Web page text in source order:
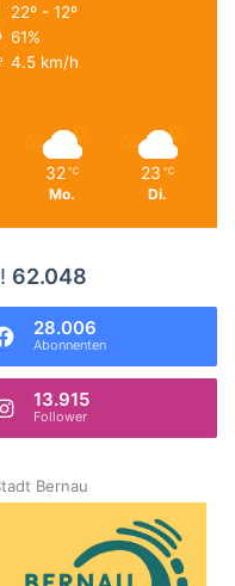
22º - 12º
61%
4.5 km/h
32 ℃
Mo.
23 ℃
Di.
62.048
28.006
Abonnenten
13.915
Follower
Bernau